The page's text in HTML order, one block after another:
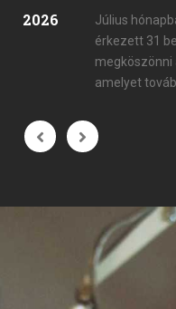
2026
Július
érkezett 31
megköszönni
amelyet